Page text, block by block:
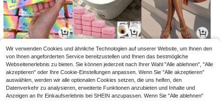
4,28€ 3,07€ 15,99€
Wir verwenden Cookies und ähnliche Technologien auf unserer Website, um Ihnen den
von Ihnen angeforderten Service bereitzustellen und Ihnen das bestmögliche
Webseitenerlebnis zu bieten. Sie können jederzeit nach Ihrer Wahl "Alle ablehnen", "Alle
akzeptieren" oder Ihre Cookie-Einstellungen anpassen. Wenn Sie "Alle akzeptieren"
auswählen, werden wir alle optionalen Cookies setzen, die uns helfen, den
Datenverkehr zu analysieren, erweiterte Funktionen anzubieten und Inhalte und
Anzeigen an Ihr Einkaufserlebnis bei SHEIN anzupassen. Wenn Sie "Alle ablehnen"